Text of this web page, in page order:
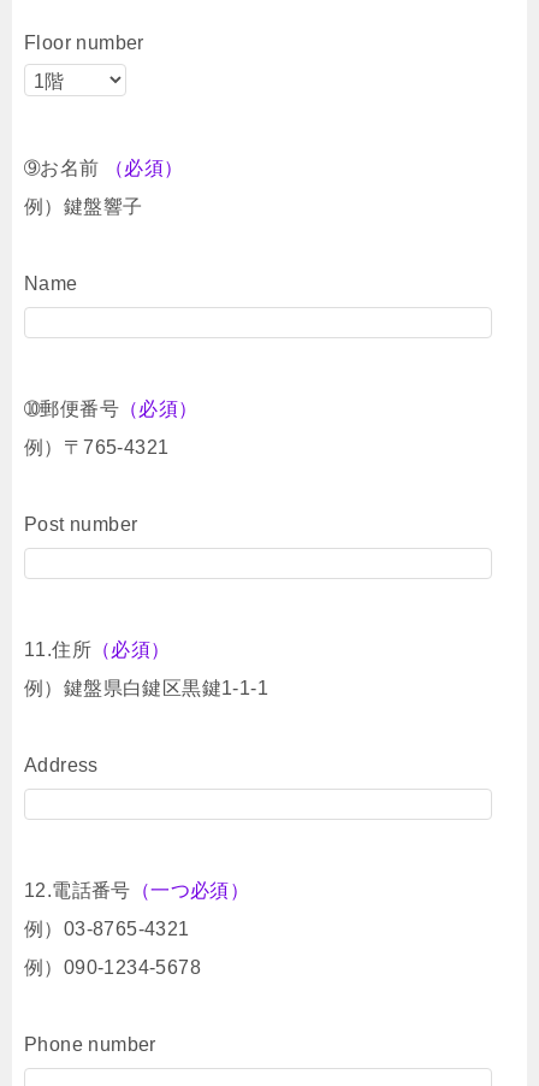
Floor number
➈お名前
（必須）
例）鍵盤響子
Name
➉郵便番号 （必須）
例）〒765-4321
Post number
11.住所 （必須）
例）鍵盤県白鍵区黒鍵1-1-1
Address
12.電話番号 （一つ必須）
例）03-8765-4321
例）090-1234-5678
Phone number